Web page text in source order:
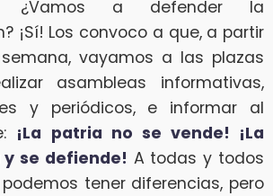
¿Vamos a defender la
¡Sí! Los convoco a que, a partir
vayamos a las plazas
asambleas informativas,
y periódicos, e informar al
¡La patria no se vende! ¡La
se defiende! A todas y todos
tener diferencias, pero